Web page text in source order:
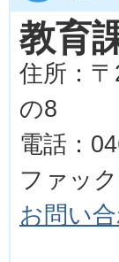
教育
住所：
の8
電話：0
ファッ
お問い